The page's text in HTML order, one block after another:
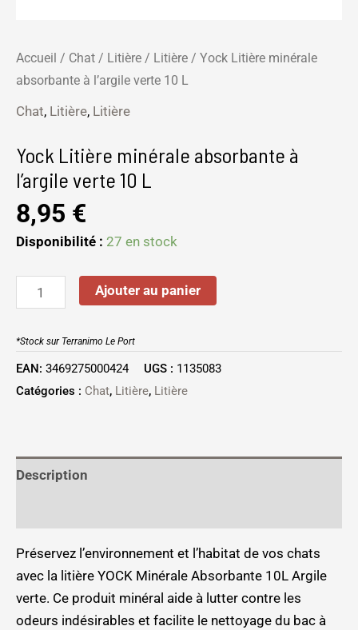
Accueil / Chat / Litière / Litière / Yock Litière minérale
absorbante à l’argile verte 10 L
Chat, Litière, Litière
Yock Litière minérale absorbante à
l’argile verte 10 L
8,95 €
Disponibilité : 27 en stock
Ajouter au panier
*Stock sur Terranimo Le Port
EAN: 3469275000424 UGS : 1135083
Catégories : Chat, Litière, Litière
Description
Préservez l’environnement et l’habitat de vos chats
avec la litière YOCK Minérale Absorbante 10L Argile
verte. Ce produit minéral aide à lutter contre les
odeurs indésirables et facilite le nettoyage du bac à